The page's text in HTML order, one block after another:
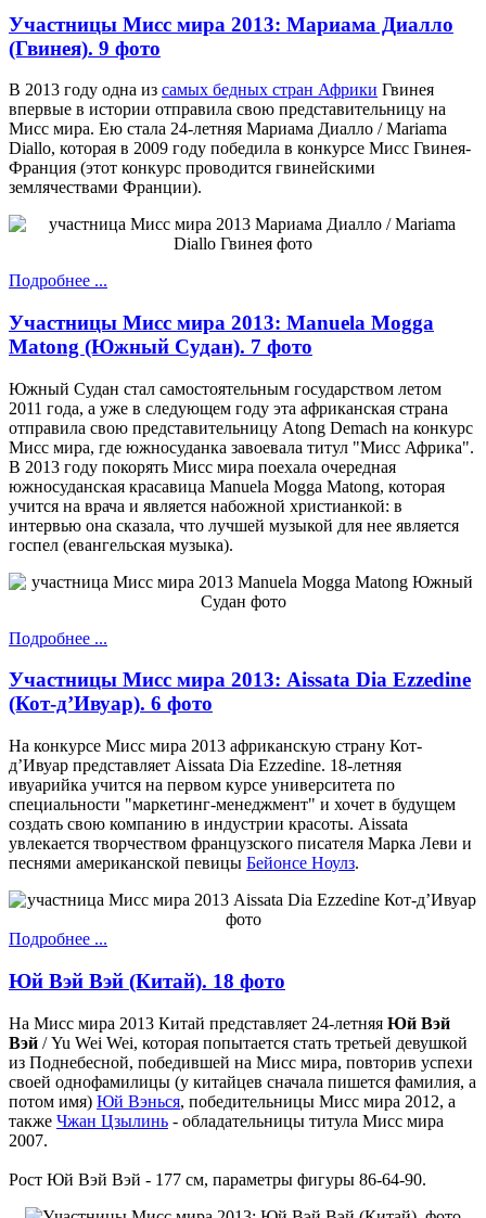
Участницы Мисс мира 2013: Мариама Диалло
(Гвинея). 9 фото
В 2013 году одна из самых бедных стран Африки Гвинея
впервые в истории отправила свою представительницу на
Мисс мира. Ею стала 24-летняя Мариама Диалло / Mariama
Diallo, которая в 2009 году победила в конкурсе Мисс Гвинея-
Франция (этот конкурс проводится гвинейскими
землячествами Франции).
Подробнее ...
Участницы Мисс мира 2013: Manuela Mogga
Matong (Южный Судан). 7 фото
Южный Судан стал самостоятельным государством летом
2011 года, а уже в следующем году эта африканская страна
отправила свою представительницу Atong Demach на конкурс
Мисс мира, где южносуданка завоевала титул "Мисс Африка".
В 2013 году покорять Мисс мира поехала очередная
южносуданская красавица Manuela Mogga Matong, которая
учится на врача и является набожной христианкой: в
интервью она сказала, что лучшей музыкой для нее является
госпел (евангельская музыка).
Подробнее ...
Участницы Мисс мира 2013: Aissata Dia Ezzedine
(Кот-д’Ивуар). 6 фото
На конкурсе Мисс мира 2013 африканскую страну Кот-
д’Ивуар представляет Aissata Dia Ezzedine. 18-летняя
ивуарийка учится на первом курсе университета по
специальности "маркетинг-менеджмент" и хочет в будущем
создать свою компанию в индустрии красоты. Aissata
увлекается творчеством французского писателя Марка Леви и
песнями американской певицы Бейонсе Ноулз.
Подробнее ...
Юй Вэй Вэй (Китай). 18 фото
На Мисс мира 2013 Китай представляет 24-летняя Юй Вэй
Вэй / Yu Wei Wei, которая попытается стать третьей девушкой
из Поднебесной, победившей на Мисс мира, повторив успехи
своей однофамилицы (у китайцев сначала пишется фамилия, а
потом имя) Юй Вэнься, победительницы Мисс мира 2012, а
также Чжан Цзылинь - обладательницы титула Мисс мира
2007.
Рост Юй Вэй Вэй - 177 см, параметры фигуры 86-64-90.